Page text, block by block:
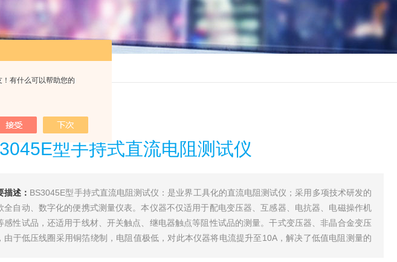
有什么可以帮助您的
型手持式直流电阻测试仪
描述： BS3045E型手持式直流电阻测试仪：是业界工具化的直流电阻测试仪；采用多项技术研发的
全自动、数字化的便携式测量仪表。本仪器不仅适用于配电变压器、互感器、电抗器、电磁操作机
感性试品，还适用于线材、开关触点、继电器触点等阻性试品的测量。干式变压器、非晶合金变压
由于低压线圈采用铜箔绕制，电阻值极低，对此本仪器将电流提升至10A，解决了低值电阻测量的